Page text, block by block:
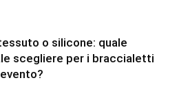
o silicone: quale
scegliere per i braccialetti